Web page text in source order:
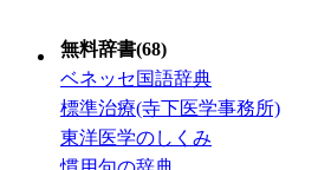
無料辞書(68)
ベネッセ国語辞典
標準治療(寺下医学事務所)
東洋医学のしくみ